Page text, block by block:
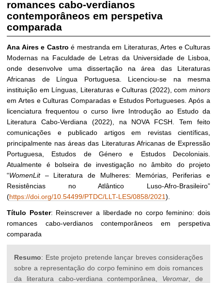
romances cabo-verdianos
contemporâneos em perspetiva
comparada
Ana Aires e Castro é mestranda em Literaturas, Artes e Culturas
Modernas na Faculdade de Letras da Universidade de Lisboa,
onde desenvolve uma dissertação na área das Literaturas
Africanas de Língua Portuguesa. Licenciou-se na mesma
instituição em Línguas, Literaturas e Culturas (2022), com minors
em Artes e Culturas Comparadas e Estudos Portugueses. Após a
licenciatura frequentou o curso livre Introdução ao Estudo da
Literatura Cabo-Verdiana (2022), na NOVA FCSH. Tem feito
comunicações e publicado artigos em revistas científicas,
principalmente nas áreas das Literaturas Africanas de Expressão
Portuguesa, Estudos de Género e Estudos Decoloniais.
Atualmente é bolseira de investigação no âmbito do projeto
“WomenLit– Literatura de Mulheres: Memórias, Periferias e
Resistências no Atlântico Luso-Afro-Brasileiro”
(https://doi.org/10.54499/PTDC/LLT-LES/0858/2021).
Título Poster: Reinscrever a liberdade no corpo feminino: dois
romances cabo-verdianos contemporâneos em perspetiva
comparada
Resumo: Este projeto pretende lançar breves considerações
sobre a representação do corpo feminino em dois romances
da literatura cabo-verdiana contemporânea, Veromar , de